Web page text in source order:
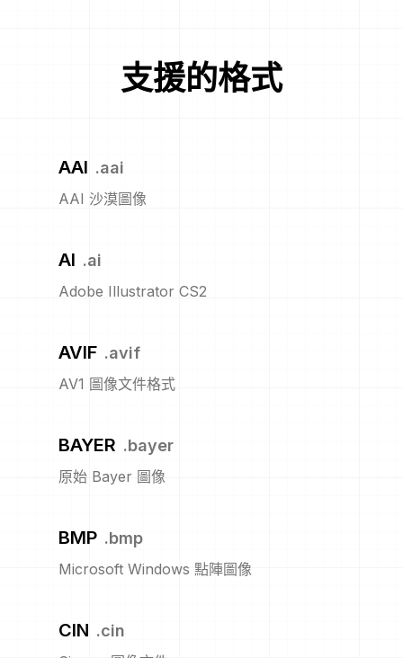
支援的格式
AAI .aai
AAI 沙漠圖像
AI .ai
Adobe Illustrator CS2
AVIF .avif
AV1 圖像文件格式
BAYER .bayer
原始 Bayer 圖像
BMP .bmp
Microsoft Windows 點陣圖像
CIN .cin